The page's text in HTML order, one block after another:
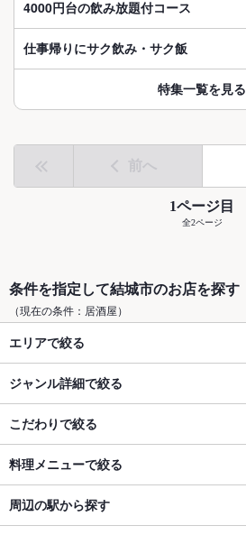
4000円台の飲み放題付コース
仕事帰りにサク飲み・サク飯
特集一覧を見る
前へ
1ページ目
全2ページ
条件を指定して結城市のお店を探す
（現在の条件：居酒屋）
エリアで絞る
ジャンル詳細で絞る
こだわりで絞る
料理メニューで絞る
周辺の駅から探す